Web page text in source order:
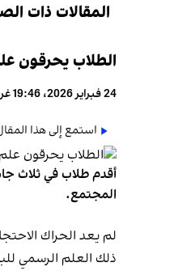
المقالات ذات
الطلاب يحرقون
24 فبراير 2026، 19:46 غرينتش+0
استمع إلى هذا
أقدم طلاب في ثلاث
المجتمع.
لم يعد الحراك
ذلك العلم الرسمي